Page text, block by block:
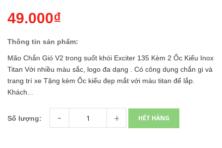
49.000₫
Thông tin sản phẩm:
Mão Chắn Gió V2 trong suốt khói Exciter 135 Kèm 2 Ốc Kiểu Inox
Titan Với nhiều màu sắc, logo đa dạng . Có công dụng chắn gi và
trang trí xe Tặng kèm Ốc kiểu đẹp mắt với màu titan để lắp.
Khách...
Số lượng: - + HẾT HÀNG